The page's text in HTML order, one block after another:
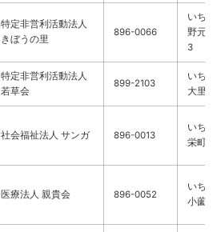
特定非営利活動法人
きぼうの里
896-0066
いち
野元
3
特定非営利活動法人
若草会
899-2103
いち
大里
社会福祉法人 サンガ 896-0013
いち
栄町
医療法人 親貴会 896-0052
いち
小薗